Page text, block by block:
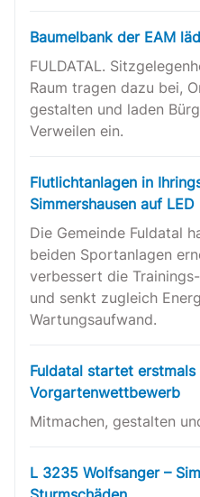
Baumelbank der EAM
FULDATAL.
Raum tragen dazu bei,
gestalten und laden
Verweilen ein.
Flutlichtanlagen in
Simmershausen auf
Die Gemeinde Fuldatal
beiden Sportanlagen
verbessert die
und senkt zugleich
Wartungsaufwand.
Fuldatal startet erstmals
Vorgartenwettbewerb
Mitmachen, gestalten
L 3235 Wolfsanger –